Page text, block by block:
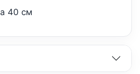
40 см